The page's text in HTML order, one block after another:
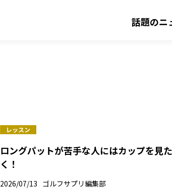
話題のニ
レッスン
ロングパットが苦手な人にはカップを見
く！
2026/07/13 ゴルフサプリ編集部